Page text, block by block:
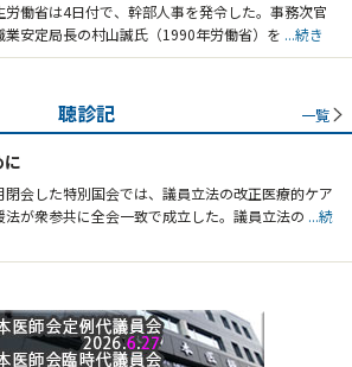
働省は4日付で、幹部人事を発令した。事務次官
業安定局長の村山誠氏（1990年労働省）を ...続き
聴診記 一覧
会した特別国会では、議員立法の改正医療的ケア
法が衆参共に全会一致で成立した。議員立法の ...続